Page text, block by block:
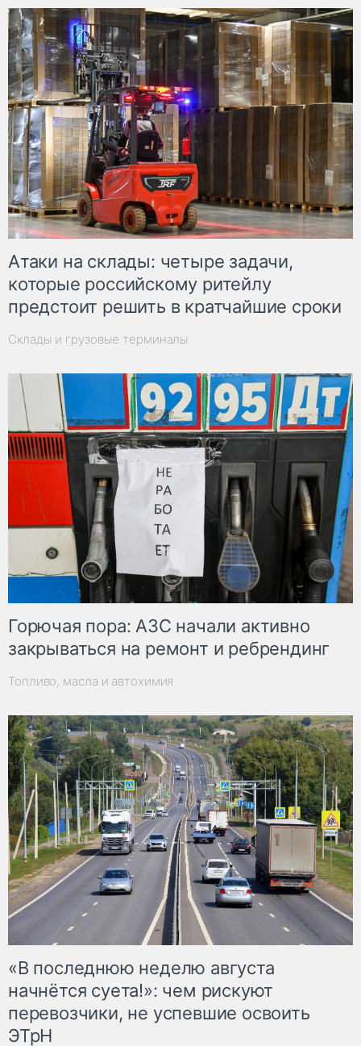
Атаки на склады: четыре задачи,
которые российскому ритейлу
предстоит решить в кратчайшие сроки
Склады и грузовые терминалы
Горючая пора: АЗС начали активно
закрываться на ремонт и ребрендинг
Топливо, масла и автохимия
«В последнюю неделю августа
начнётся суета!»: чем рискуют
перевозчики, не успевшие освоить
ЭТрН